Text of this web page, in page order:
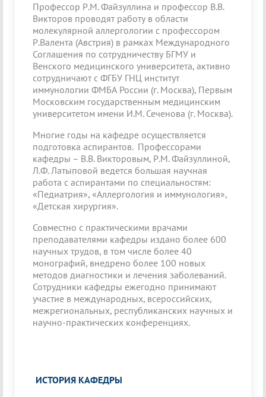
Профессор Р.М. Файзуллина и профессор В.В.
Викторов проводят работу в области
молекулярной аллергологии с профессором
Р.Валента (Австрия) в рамках Международного
Соглашения по сотрудничеству БГМУ и
Венского медицинского университета, активно
сотрудничают с ФГБУ ГНЦ институт
иммунологии ФМБА России (г. Москва), Первым
Московским государственным медицинским
университетом имени И.М. Сеченова (г. Москва).
Многие годы на кафедре осуществляется
подготовка аспирантов. Профессорами
кафедры – В.В. Викторовым, Р.М. Файзуллиной,
Л.Ф. Латыповой ведется большая научная
работа с аспирантами по специальностям:
«Педиатрия», «Аллергология и иммунология»,
«Детская хирургия».
Совместно с практическими врачами
преподавателями кафедры издано более 600
научных трудов, в том числе более 40
монографий, внедрено более 100 новых
методов диагностики и лечения заболеваний.
Сотрудники кафедры ежегодно принимают
участие в международных, всероссийских,
межрегиональных, республиканских научных и
научно-практических конференциях.
ИСТОРИЯ КАФЕДРЫ